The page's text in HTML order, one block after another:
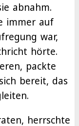
abnahm.
immer auf
war,
hörte.
packte
bereit, das
herrschte